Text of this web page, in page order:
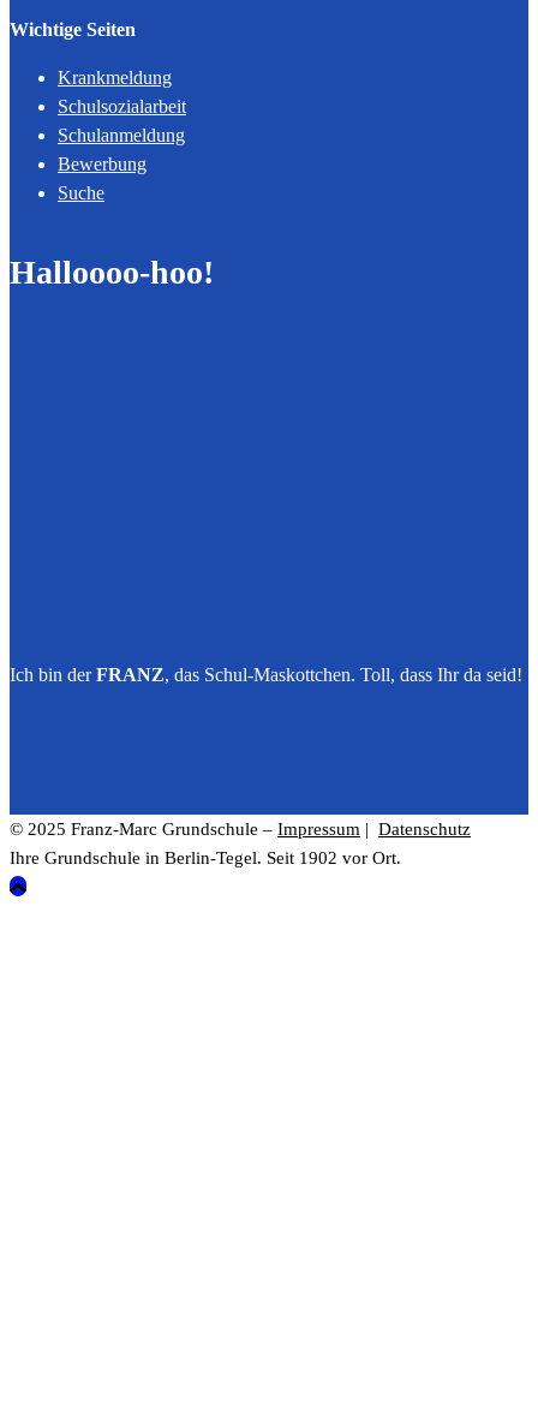
Wichtige Seiten
Krankmeldung
Schulsozialarbeit
Schulanmeldung
Bewerbung
Suche
Halloooo-hoo!
Ich bin derFRANZ, das Schul-Maskottchen. Toll, dass Ihr da seid!
© 2025 Franz-Marc Grundschule – Impressum | Datenschutz
Ihre Grundschule in Berlin-Tegel. Seit 1902 vor Ort.